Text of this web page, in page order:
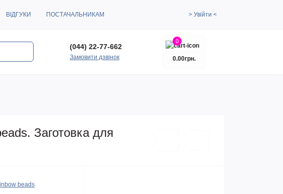
ВІДГУКИ ПОСТАЧАЛЬНИКАМ > Увійти <
(044) 22-77-662
Замовити дзвінок
0
0.00грн.
Заготовка для
beads